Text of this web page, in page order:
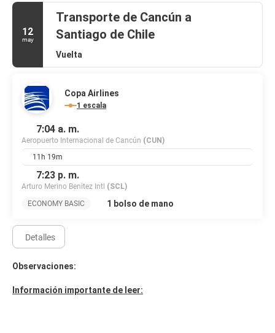
junto a la piscina para tomar un refresco. Se ofrece un desayuno
bufé gratuito todos los días de 07:00 a 11:00.
Tendrás un centro de negocios, check-in exprés y check-out exprés
a tu disposición. Hay un aparcamiento con asistencia gratuito
12
may
Transporte de Cancún a
Santiago de Chile
Vuelta
Copa Airlines
1 escala
7:04 a. m.
Aeropuerto Internacional de Cancún (CUN)
11h 19m
7:23 p. m.
Arturo Merino Benitez Intl (SCL)
ECONOMY BASIC
1 bolso de mano
Detalles
Observaciones:
Información importante de leer: